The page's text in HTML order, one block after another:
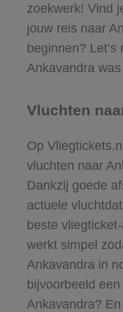
zoekwerk! Vind
jouw reis naar
beginnen?
Ankavandra
Vluchten
Op
vluchten naar
Dankzij goede
actuele
beste
werkt simpel
Ankavandra in
bijvoorbeeld
Ankavandra?